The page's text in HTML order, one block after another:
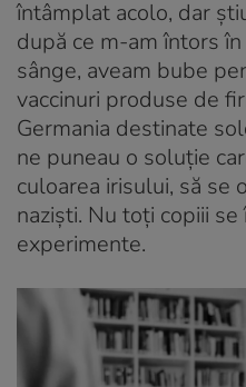
întâmplat acolo, dar
după ce m-am întors
sânge, aveam bube
vaccinuri produse de
Germania destinate
ne puneau o soluție
culoarea irisului, să
naziști. Nu toți copiii
experimente.